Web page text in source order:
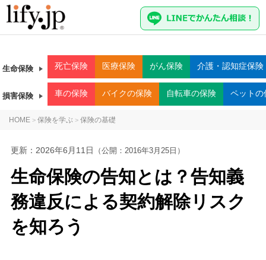
生命保険 死亡保険 医療保険 がん保険 介護・認知症保険
損害保険 車の保険 バイクの保険 自転車の保険 ペットの
HOME > 保険を学ぶ > 保険の基礎
更新： 2026年6月11日 （公開：2016年3月25日）
生命保険の告知とは？告知義
務違反による契約解除リスク
を知ろう